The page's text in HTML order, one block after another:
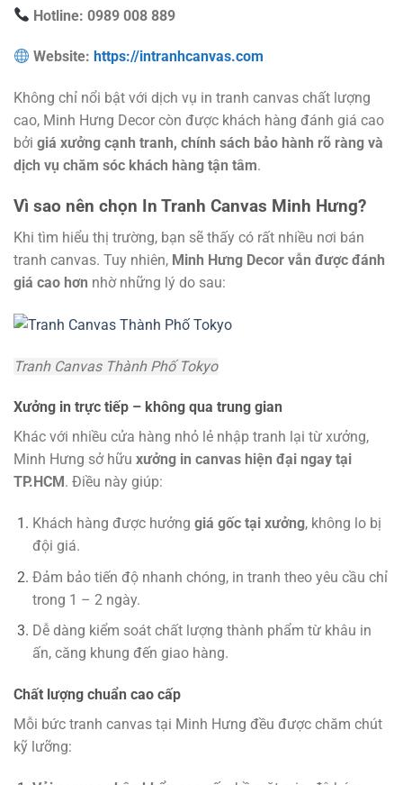
Hotline: 0989 008 889
Website: https://intranhcanvas.com
Không chỉ nổi bật với dịch vụ in tranh canvas chất lượng
cao, Minh Hưng Decor còn được khách hàng đánh giá cao
bởi giá xưởng cạnh tranh, chính sách bảo hành rõ ràng và
dịch vụ chăm sóc khách hàng tận tâm.
Vì sao nên chọn In Tranh Canvas Minh Hưng?
Khi tìm hiểu thị trường, bạn sẽ thấy có rất nhiều nơi bán
tranh canvas. Tuy nhiên, Minh Hưng Decor vẫn được đánh
giá cao hơn nhờ những lý do sau:
Tranh Canvas Thành Phố Tokyo
Xưởng in trực tiếp – không qua trung gian
Khác với nhiều cửa hàng nhỏ lẻ nhập tranh lại từ xưởng,
Minh Hưng sở hữu xưởng in canvas hiện đại ngay tại
TP.HCM . Điều này giúp:
Khách hàng được hưởng giá gốc tại xưởng, không lo bị
đội giá.
Đảm bảo tiến độ nhanh chóng, in tranh theo yêu cầu chỉ
trong 1 – 2 ngày.
Dễ dàng kiểm soát chất lượng thành phẩm từ khâu in
ấn, căng khung đến giao hàng.
Chất lượng chuẩn cao cấp
Mỗi bức tranh canvas tại Minh Hưng đều được chăm chút
kỹ lưỡng: